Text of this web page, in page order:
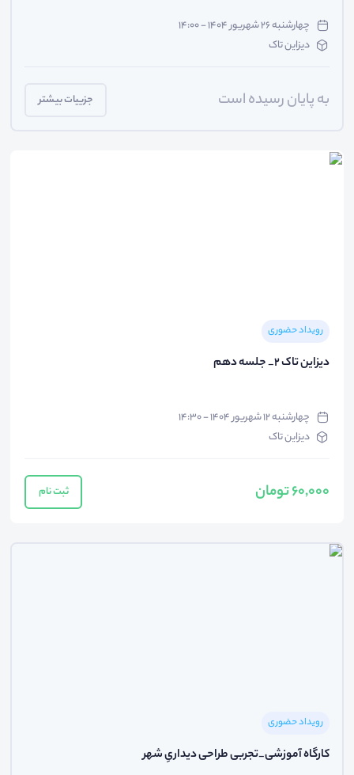
چهارشنبه ۲۶ شهریور ۱۴۰۴ - ۱۴:۰۰
دیزاین تاک
به پایان رسیده است جزییات بیشتر
رویداد حضوری
دیزاین تاک 2_ جلسه دهم
چهارشنبه ۱۲ شهریور ۱۴۰۴ - ۱۴:۳۰
دیزاین تاک
60,000 تومان ثبت نام
رویداد حضوری
کارگاه آموزشی_تجربی طراحی دیداریِ شهر